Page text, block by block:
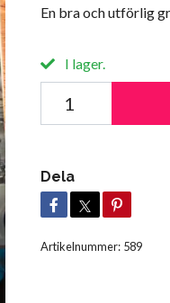
En bra och utförlig
I lager.
Dela
Artikelnummer: 589